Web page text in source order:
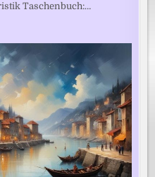
Taschenbuch:…